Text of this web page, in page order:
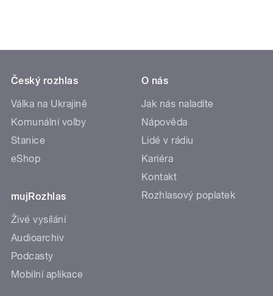
Český rozhlas
Válka na Ukrajině
Komunální volby
Stanice
eShop
mujRozhlas
Živé vysílání
Audioarchiv
Podcasty
Mobilní aplikace
O nás
Jak nás naladíte
Nápověda
Lidé v rádiu
Kariéra
Kontakt
Rozhlasový poplatek